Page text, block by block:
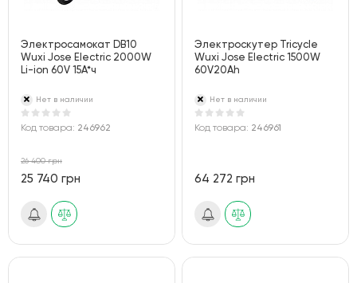
Электросамокат DB10
Wuxi Jose Electric 2000W
Li-ion 60V 15А*ч
Нет в наличии
Код товара: 246962
26 400 грн
25 740 грн
Электроскутер Tricycle
Wuxi Jose Electric 1500W
60V20Ah
Нет в наличии
Код товара: 246961
64 272 грн